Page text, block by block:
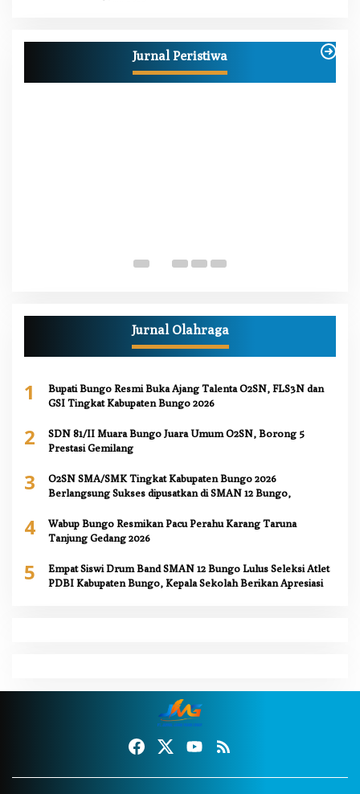
Jurnal Peristiwa
PSI Batch-1, Siap Perkuat Kiprah Politik dari
Di Berita, Bungo, Daerah, Nasional, Peristiwa, Politik
Jurnal Olahraga
1
Bupati Bungo Resmi Buka Ajang Talenta O2SN, FLS3N dan
GSI Tingkat Kabupaten Bungo 2026
2
SDN 81/II Muara Bungo Juara Umum O2SN, Borong 5
Prestasi Gemilang
3
O2SN SMA/SMK Tingkat Kabupaten Bungo 2026
Berlangsung Sukses dipusatkan di SMAN 12 Bungo,
4
Wabup Bungo Resmikan Pacu Perahu Karang Taruna
Tanjung Gedang 2026
5
Empat Siswi Drum Band SMAN 12 Bungo Lulus Seleksi Atlet
PDBI Kabupaten Bungo, Kepala Sekolah Berikan Apresiasi